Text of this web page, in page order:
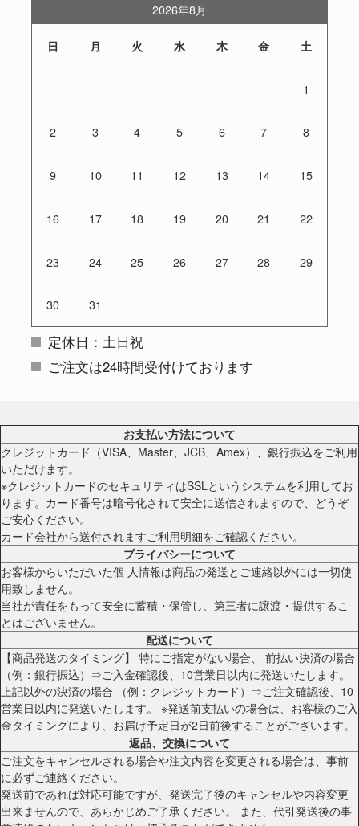
2026年8月
日 月 火 水 木 金 土
1
2 3 4 5 6 7 8
9 10 11 12 13 14 15
16 17 18 19 20 21 22
23 24 25 26 27 28 29
30 31
定休日：土日祝
ご注文は24時間受付けております
お支払い方法について
クレジットカード（VISA、Master、JCB、Amex）、銀行振込をご利用
いただけます。
※クレジットカードのセキュリティはSSLというシステムを利用してお
ります。カード番号は暗号化されて安全に送信されますので、どうぞ
ご安心ください。
カード会社から送付されますご利用明細をご確認ください。
プライバシーについて
お客様からいただいた個 人情報は商品の発送とご連絡以外には一切使
用致しません。
当社が責任をもって安全に蓄積・保管し、第三者に譲渡・提供するこ
とはございません。
配送について
【商品発送のタイミング】 特にご指定がない場合、 前払い決済の場合
（例：銀行振込）⇒ご入金確認後、10営業日以内に発送いたします。
上記以外の決済の場合 （例：クレジットカード）⇒ご注文確認後、10
営業日以内に発送いたします。 ※発送前支払いの場合は、お客様のご入
金タイミングにより、お届け予定日が2日前後することがございます。
返品、交換について
ご注文をキャンセルされる場合や注文内容を変更される場合は、事前
に必ずご連絡ください。
発送前であれば対応可能ですが、発送完了後のキャンセルや内容変更
出来ませんので、あらかじめご了承ください。 また、代引発送後の事